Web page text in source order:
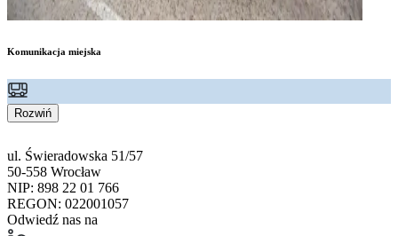
Komunikacja miejska
Rozwiń
ul. Świeradowska 51/57
50-558 Wrocław
NIP: 898 22 01 766
REGON: 022001057
Odwiedź nas na